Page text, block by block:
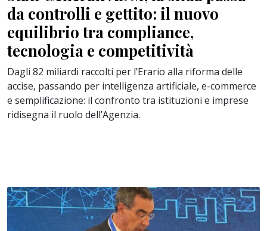
da controlli e gettito: il nuovo
equilibrio tra compliance,
tecnologia e competitività
Dagli 82 miliardi raccolti per l’Erario alla riforma delle
accise, passando per intelligenza artificiale, e-commerce
e semplificazione: il confronto tra istituzioni e imprese
ridisegna il ruolo dell’Agenzia.